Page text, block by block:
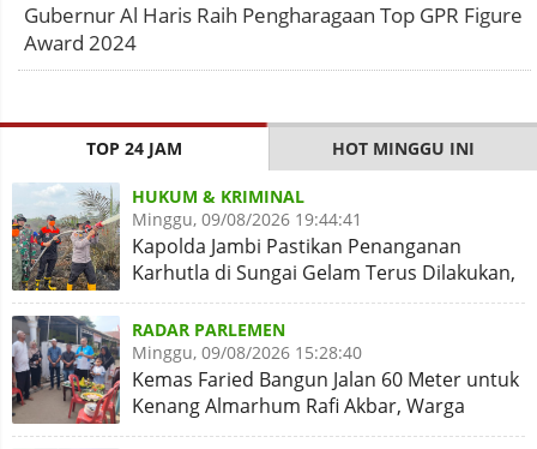
Gubernur Al Haris Raih Pengharagaan Top GPR Figure
Award 2024
TOP 24 JAM HOT MINGGU INI
HUKUM & KRIMINAL
Minggu, 09/08/2026 19:44:41
Kapolda Jambi Pastikan Penanganan
Karhutla di Sungai Gelam Terus Dilakukan,
Sinergi Diperkuat
RADAR PARLEMEN
Minggu, 09/08/2026 15:28:40
Kemas Faried Bangun Jalan 60 Meter untuk
Kenang Almarhum Rafi Akbar, Warga
Simpang Rimbo Syukuran